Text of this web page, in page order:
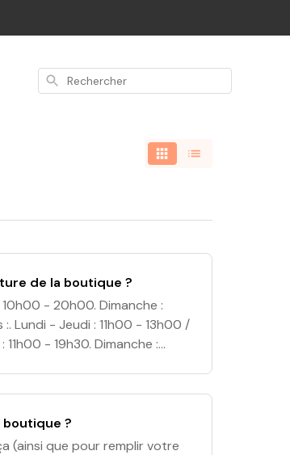
Rechercher
de la boutique ?
- 20h00. Dimanche :
Lundi - Jeudi : 11h00 - 13h00 /
- 19h30. Dimanche :
?
(ainsi que pour remplir votre